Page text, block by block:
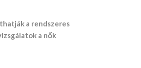
a rendszeres
a nők